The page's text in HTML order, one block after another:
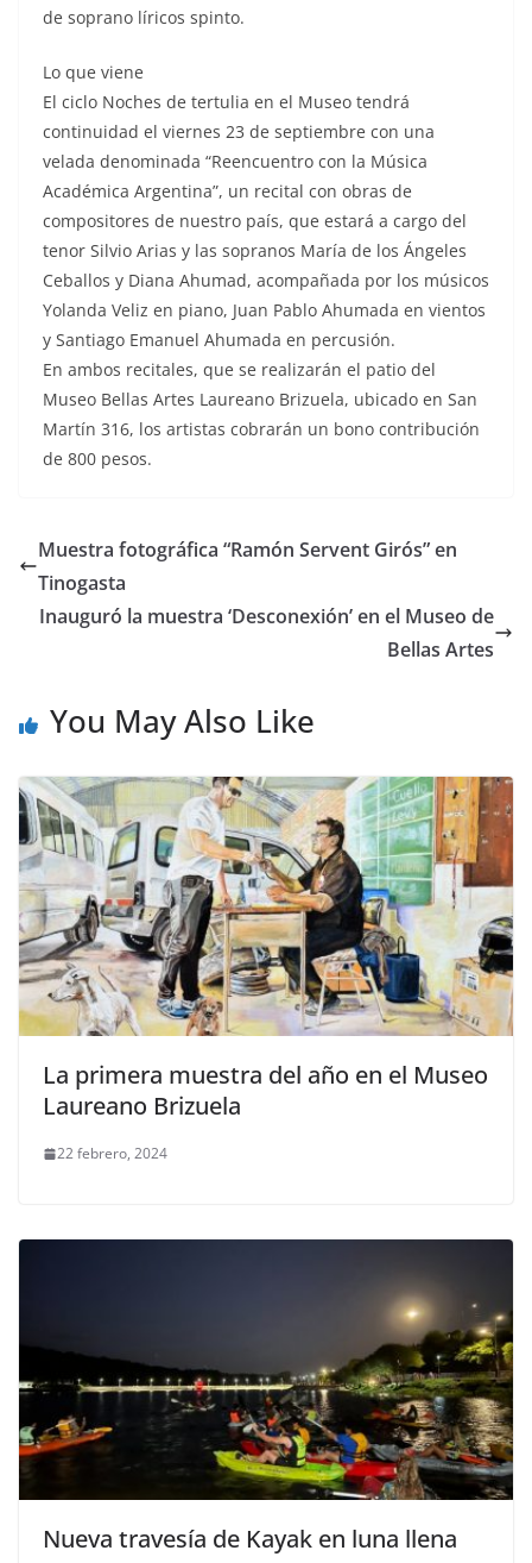
de soprano líricos spinto.
Lo que viene
El ciclo Noches de tertulia en el Museo tendrá
continuidad el viernes 23 de septiembre con una
velada denominada “Reencuentro con la Música
Académica Argentina”, un recital con obras de
compositores de nuestro país, que estará a cargo del
tenor Silvio Arias y las sopranos María de los Ángeles
Ceballos y Diana Ahumad, acompañada por los músicos
Yolanda Veliz en piano, Juan Pablo Ahumada en vientos
y Santiago Emanuel Ahumada en percusión.
En ambos recitales, que se realizarán el patio del
Museo Bellas Artes Laureano Brizuela, ubicado en San
Martín 316, los artistas cobrarán un bono contribución
de 800 pesos.
Muestra fotográfica “Ramón Servent Girós” en
Tinogasta
Inauguró la muestra ‘Desconexión’ en el Museo de
Bellas Artes
You May Also Like
La primera muestra del año en el Museo
Laureano Brizuela
22 febrero, 2024
Nueva travesía de Kayak en luna llena